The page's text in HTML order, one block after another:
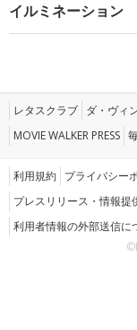
イルミネーション
レタスクラブ ダ・ヴィ
MOVIE WALKER PRESS
利用規約 プライバシー
プレスリリース・情報提
利用者情報の外部送信に